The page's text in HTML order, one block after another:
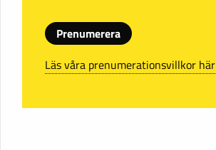
Prenumerera
Läs våra prenumerationsvillkor här